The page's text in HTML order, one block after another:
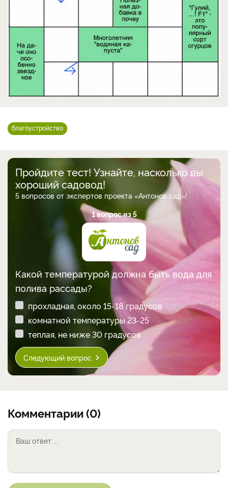
благоустройство
Пройдите тест! Узнайте, насколько вы
хороший садовод!
5 вопросов от экспертов проекта «Антонов сад»!
1 вопрос из 5
Какой температурой должна быть вода для
полива рассады?
прохладная, около 15-18 градусов
комнатной температуры 23-25
теплая, не ниже 30 градусов
Следующий вопрос
Комментарии (0)